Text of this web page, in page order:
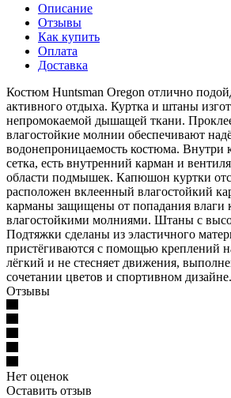
Описание
Отзывы
Как купить
Оплата
Доставка
Костюм Huntsman Oregon отлично
активного отдыха. Куртка и штаны
непромокаемой дышащей ткани.
влагостойкие молнии обеспечивают
водонепроницаемость костюма. Внутри
сетка, есть внутренний карман и
области подмышек. Капюшон куртки
расположен вклеенный влагостойкий
карманы защищены от попадания влаги
влагостойкими молниями. Штаны с
Подтяжки сделаны из эластичного
пристёгиваются с помощью креплений
лёгкий и не стесняет движения,
сочетании цветов и спортивном дизайне.
Отзывы
Нет оценок
Оставить отзыв